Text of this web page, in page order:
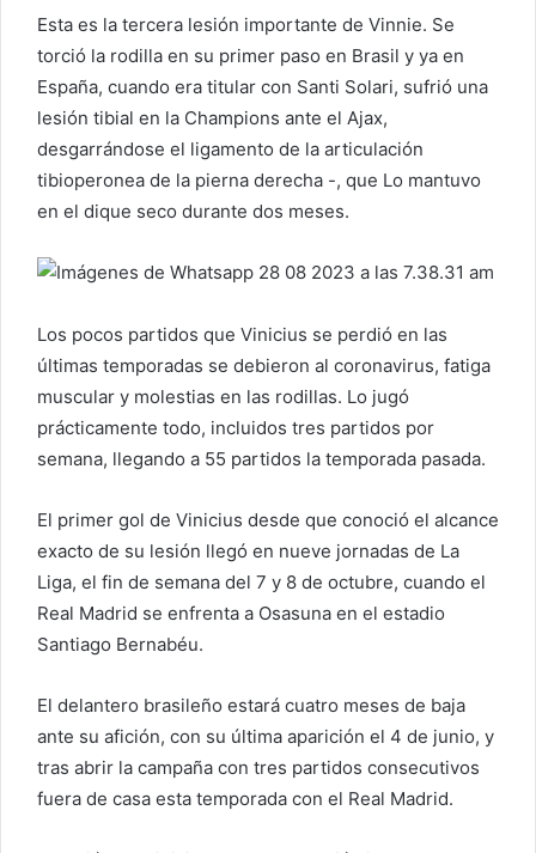
Esta es la tercera lesión importante de Vinnie. Se
torció la rodilla en su primer paso en Brasil y ya en
España, cuando era titular con Santi Solari, sufrió una
lesión tibial en la Champions ante el Ajax,
desgarrándose el ligamento de la articulación
tibioperonea de la pierna derecha -, que Lo mantuvo
en el dique seco durante dos meses.
Los pocos partidos que Vinicius se perdió en las
últimas temporadas se debieron al coronavirus, fatiga
muscular y molestias en las rodillas. Lo jugó
prácticamente todo, incluidos tres partidos por
semana, llegando a 55 partidos la temporada pasada.
El primer gol de Vinicius desde que conoció el alcance
exacto de su lesión llegó en nueve jornadas de La
Liga, el fin de semana del 7 y 8 de octubre, cuando el
Real Madrid se enfrenta a Osasuna en el estadio
Santiago Bernabéu.
El delantero brasileño estará cuatro meses de baja
ante su afición, con su última aparición el 4 de junio, y
tras abrir la campaña con tres partidos consecutivos
fuera de casa esta temporada con el Real Madrid.